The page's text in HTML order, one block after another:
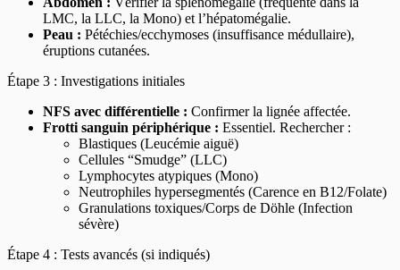
LMC, la LLC, la Mono) et l’hépatomégalie.
Peau : Pétéchies/ecchymoses (insuffisance médullaire),
éruptions cutanées.
Étape 3 : Investigations initiales
NFS avec différentielle : Confirmer la lignée affectée.
Frotti sanguin périphérique : Essentiel. Rechercher :
Blastiques (Leucémie aiguë)
Cellules “Smudge” (LLC)
Lymphocytes atypiques (Mono)
Neutrophiles hypersegmentés (Carence en B12/Folate)
Granulations toxiques/Corps de Döhle (Infection
sévère)
Étape 4 : Tests avancés (si indiqués)